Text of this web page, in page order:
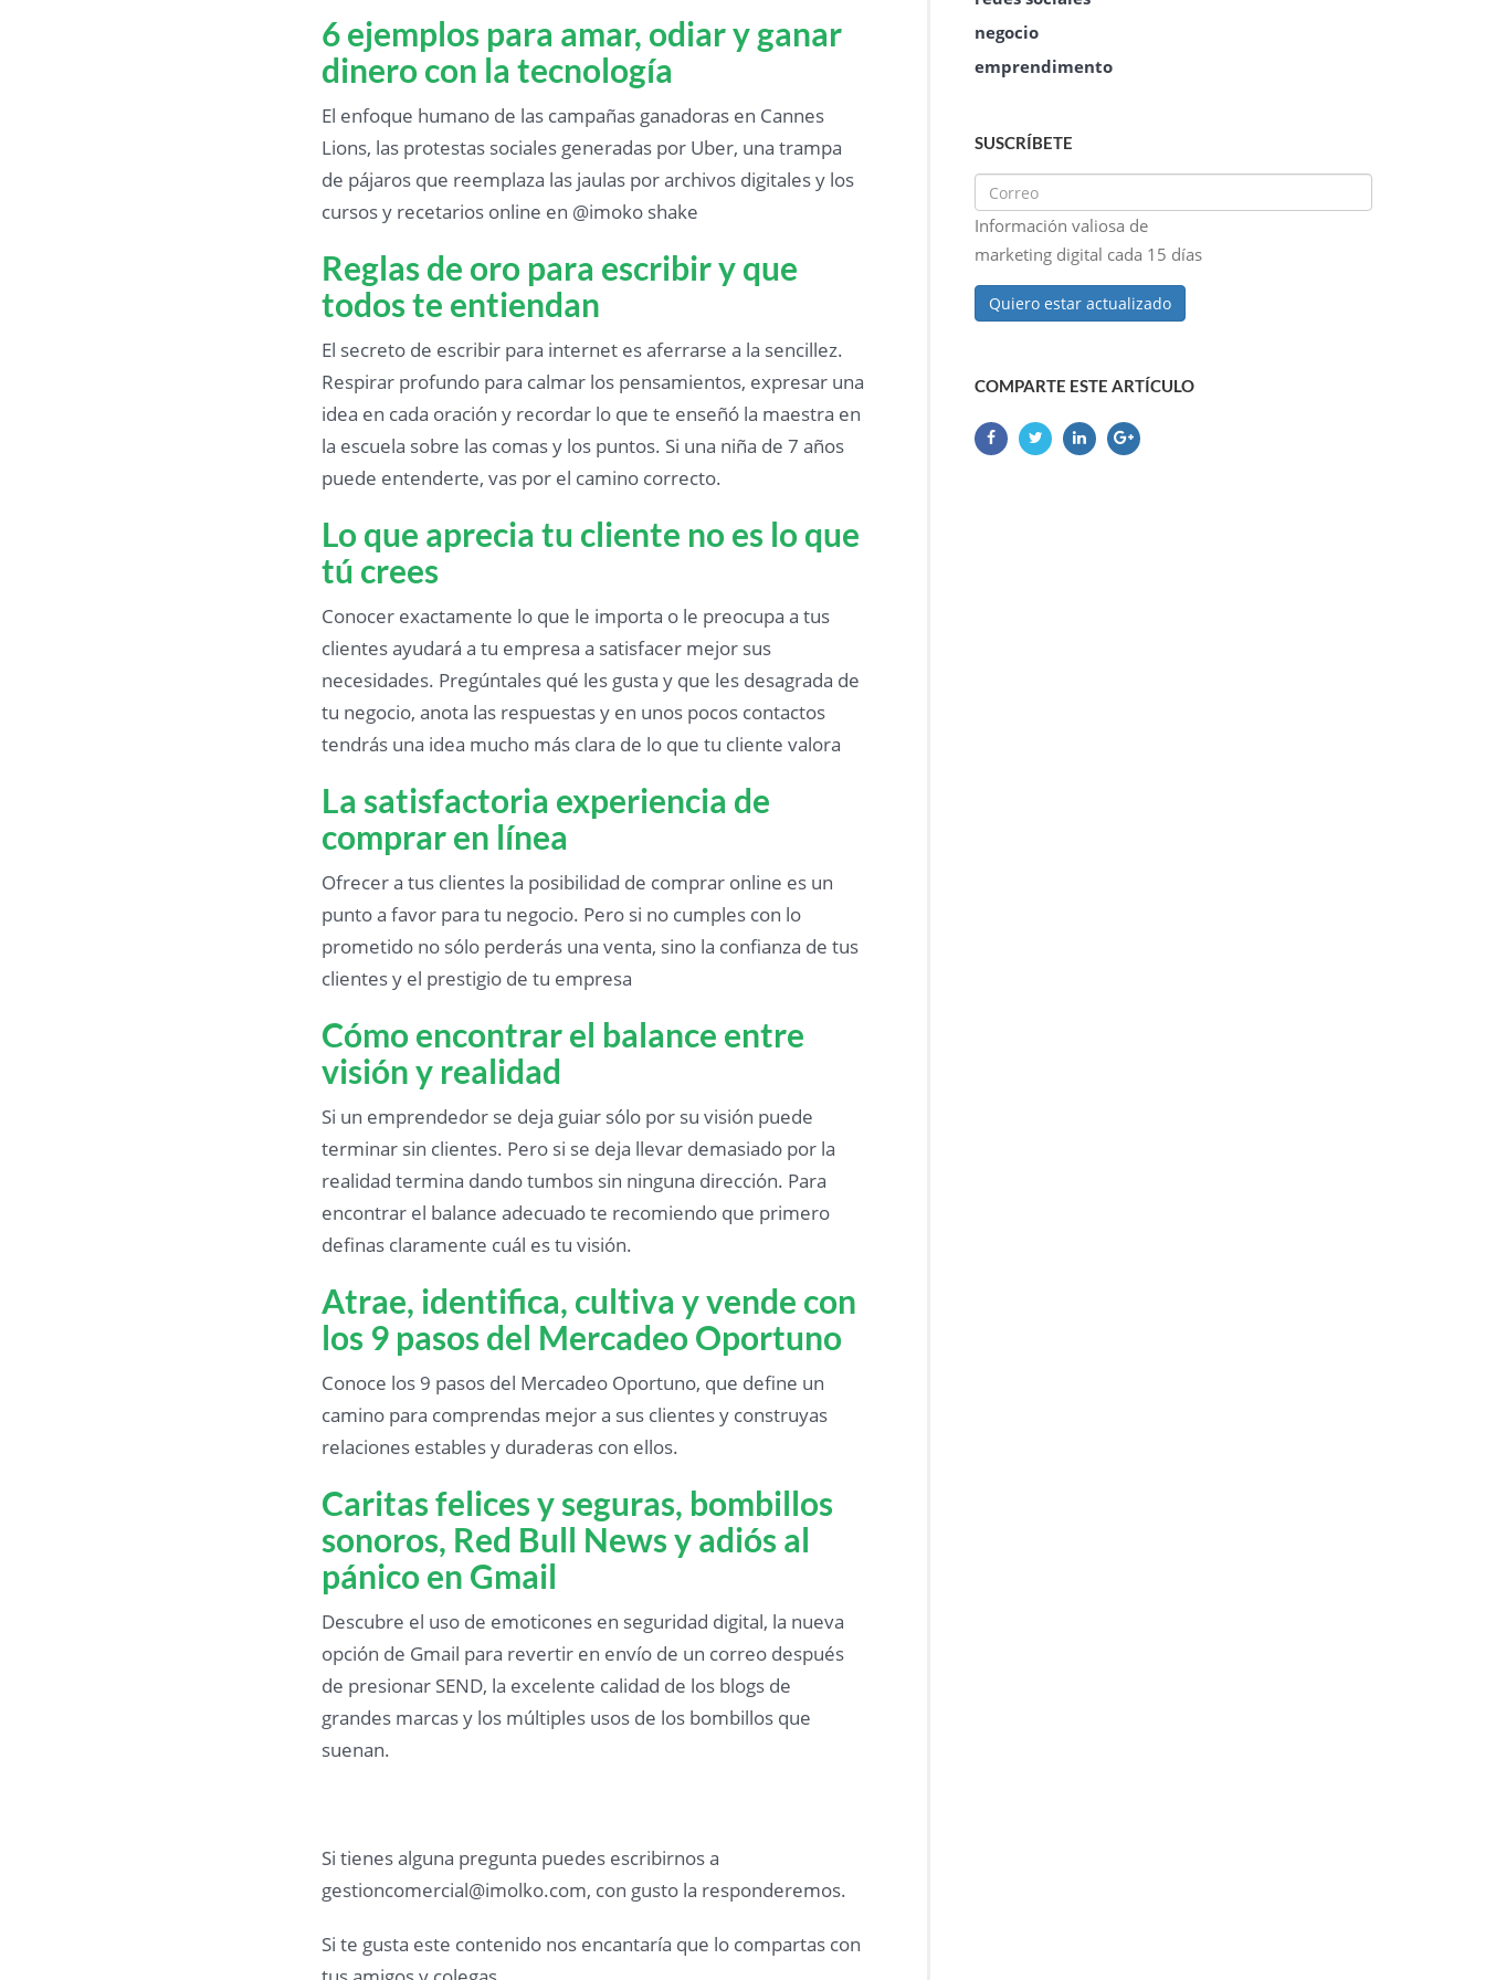
6 ejemplos para amar, odiar y ganar
dinero con la tecnología
El enfoque humano de las campañas ganadoras en Cannes
Lions, las protestas sociales generadas por Uber, una trampa
de pájaros que reemplaza las jaulas por archivos digitales y los
cursos y recetarios online en @imoko shake
Reglas de oro para escribir y que
todos te entiendan
El secreto de escribir para internet es aferrarse a la sencillez.
Respirar profundo para calmar los pensamientos, expresar una
idea en cada oración y recordar lo que te enseñó la maestra en
la escuela sobre las comas y los puntos. Si una niña de 7 años
puede entenderte, vas por el camino correcto.
Lo que aprecia tu cliente no es lo que
tú crees
Conocer exactamente lo que le importa o le preocupa a tus
clientes ayudará a tu empresa a satisfacer mejor sus
necesidades. Pregúntales qué les gusta y que les desagrada de
tu negocio, anota las respuestas y en unos pocos contactos
tendrás una idea mucho más clara de lo que tu cliente valora
La satisfactoria experiencia de
comprar en línea
Ofrecer a tus clientes la posibilidad de comprar online es un
punto a favor para tu negocio. Pero si no cumples con lo
prometido no sólo perderás una venta, sino la confianza de tus
clientes y el prestigio de tu empresa
Cómo encontrar el balance entre
visión y realidad
Si un emprendedor se deja guiar sólo por su visión puede
terminar sin clientes. Pero si se deja llevar demasiado por la
realidad termina dando tumbos sin ninguna dirección. Para
encontrar el balance adecuado te recomiendo que primero
definas claramente cuál es tu visión.
Atrae, identifica, cultiva y vende con
los 9 pasos del Mercadeo Oportuno
Conoce los 9 pasos del Mercadeo Oportuno, que define un
camino para comprendas mejor a sus clientes y construyas
relaciones estables y duraderas con ellos.
Caritas felices y seguras, bombillos
sonoros, Red Bull News y adiós al
pánico en Gmail
Descubre el uso de emoticones en seguridad digital, la nueva
opción de Gmail para revertir en envío de un correo después
de presionar SEND, la excelente calidad de los blogs de
grandes marcas y los múltiples usos de los bombillos que
suenan.
Si tienes alguna pregunta puedes escribirnos a
gestioncomercial@imolko.com, con gusto la responderemos.
Si te gusta este contenido nos encantaría que lo compartas con
negocio
emprendimento
SUSCRÍBETE
Información valiosa de
marketing digital cada 15 días
Quiero estar actualizado
COMPARTE ESTE ARTÍCULO